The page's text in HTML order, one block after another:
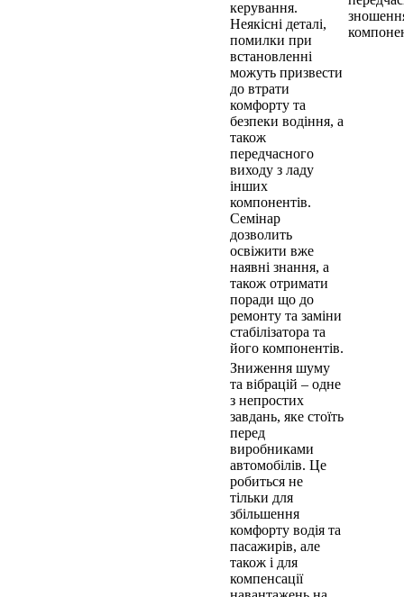
керування.
Неякісні деталі,
помилки при
встановленні
можуть призвести
до втрати
комфорту та
безпеки водіння, а
також
передчасного
виходу з ладу
інших
компонентів.
Семінар
дозволить
освіжити вже
наявні знання, а
також отримати
поради що до
ремонту та заміни
стабілізатора та
його компонентів.
Зниження шуму
та вібрацій – одне
з непростих
завдань, яке стоїть
перед
виробниками
автомобілів. Це
робиться не
тільки для
збільшення
комфорту водія та
пасажирів, але
також і для
компенсації